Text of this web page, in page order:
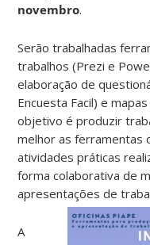
novembro.
Serão trabalhadas
trabalhos (Prezi e
elaboração de
Encuesta Facil) e
objetivo é produzir
melhor as ferramentas
atividades práticas
forma colaborativa de
apresentações de
A